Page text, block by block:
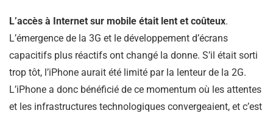
L’accès à Internet sur mobile était lent et coûteux.
L’émergence de la 3G et le développement d’écrans
capacitifs plus réactifs ont changé la donne. S’il était sorti
trop tôt, l’iPhone aurait été limité par la lenteur de la 2G.
L’iPhone a donc bénéficié de ce momentum où les attentes
et les infrastructures technologiques convergeaient, et c’est